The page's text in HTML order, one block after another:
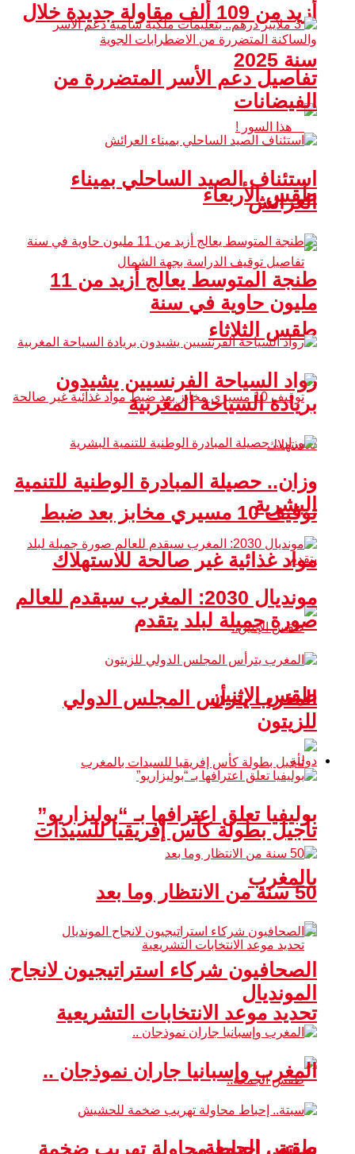
أزيد من 109 ألف مقاولة جديدة خلال
سنة 2025
طقس الأربعاء
طقس الثلاثاء
توقيف 10 مسيري مخابز بعد ضبط
مواد غذائية غير صالحة للاستهلاك
طقس الإثنين
تأجيل بطولة كأس إفريقيا للسيدات
بالمغرب
تحديد موعد الانتخابات التشريعية
طقس الجمعة..
تفاصيل دعم الأسر المتضررة من
الفيضانات
استئناف الصيد الساحلي بميناء
العرائش
طنجة المتوسط يعالج أزيد من 11
مليون حاوية في سنة
رواد السياحة الفرنسيين يشيدون
بريادة السياحة المغربية
وزان.. حصيلة المبادرة الوطنية للتنمية
البشرية
مونديال 2030: المغرب سيقدم للعالم
صورة جميلة لبلد يتقدم
المغرب يترأس المجلس الدولي
للزيتون
دولية
بوليفيا تعلق اعترافها بـ “بوليزاريو”
50 سنة من الانتظار وما بعد
الصحافيون شركاء استراتيجيون لانجاح
المونديال
المغرب وإسبانيا جاران نموذجان ..
سبتة.. إحباط محاولة تهريب ضخمة